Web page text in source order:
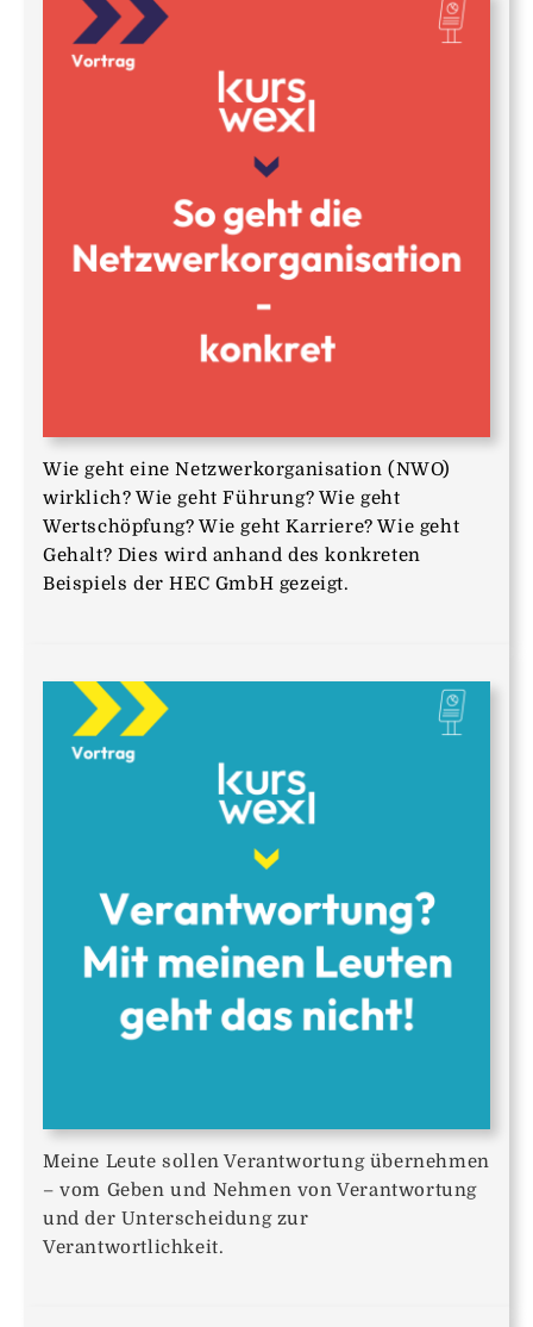
Wie geht eine Netzwerkorganisation (NWO)
wirklich? Wie geht Führung? Wie geht
Wertschöpfung? Wie geht Karriere? Wie geht
Gehalt? Dies wird anhand des konkreten
Beispiels der HEC GmbH gezeigt.
Meine Leute sollen Verantwortung übernehmen
– vom Geben und Nehmen von Verantwortung
und der Unterscheidung zur
Verantwortlichkeit.